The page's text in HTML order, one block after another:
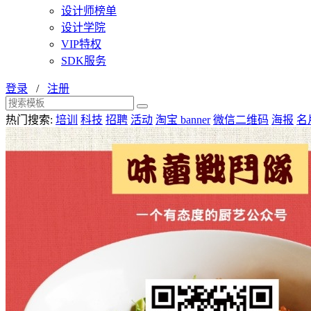
设计师榜单
设计学院
VIP特权
SDK服务
登录 / 注册
热门搜索: 培训 科技 招聘 活动 淘宝 banner 微信二维码 海报 名